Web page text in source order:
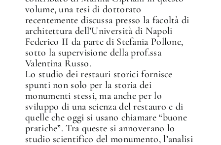
volume, una tesi di dottorato
recentemente discussa presso la facoltà di
architettura dell’Università di Napoli
Federico II da parte di Stefania Pollone,
sotto la supervisione della prof.ssa
Valentina Russo.
Lo studio dei restauri storici fornisce
spunti non solo per la storia dei
monumenti stessi, ma anche per lo
sviluppo di una scienza del restauro e di
quelle che oggi si usano chiamare “buone
pratiche”. Tra queste si annoverano lo
studio scientifico del monumento, l’analisi